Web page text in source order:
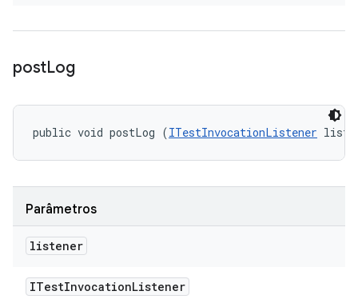
postLog
public void postLog (ITestInvocationListener
Parâmetros
listener
ITestInvocationListener